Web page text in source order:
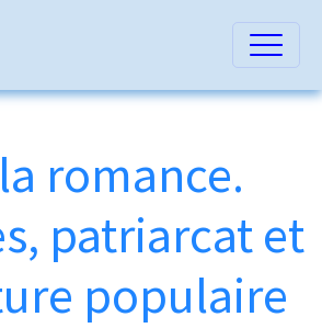
romance.
patriarcat et
populaire